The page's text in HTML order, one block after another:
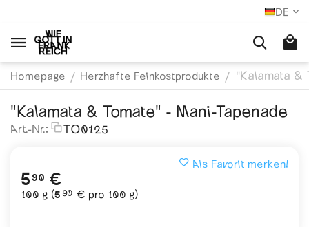
DE
Homepage / Herzhafte Feinkostprodukte / "Kalamata &
"Kalamata & Tomate" - Mani-Tapenade
Art.-Nr.: TO0125
Als Favorit merken!
590 €
100 g (5 90 € pro 100 g)